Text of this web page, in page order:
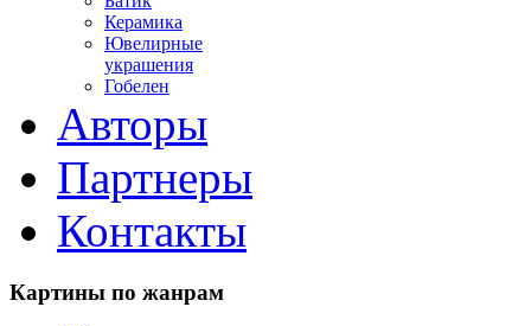
Керамика
Ювелирные
украшения
Гобелен
Авторы
Партнеры
Контакты
Картины по жанрам